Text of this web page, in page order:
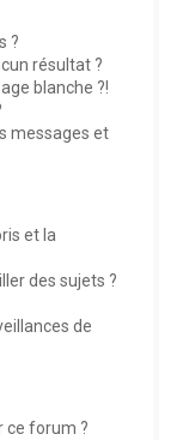
?
résultat ?
blanche ?!
messages et
et la
des sujets ?
de
ce forum ?